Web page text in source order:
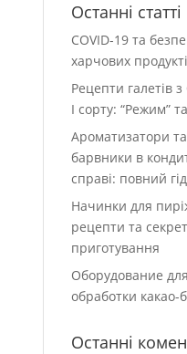
Останні статті
COVID-19 та
харчових
Рецепти галетів
І сорту: “Режим”
Ароматизатори та
барвники в
справі: повний гід
Начинки для
рецепти та
приготування
Оборудование для
обработки какао-
Останні